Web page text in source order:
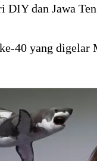
DIY dan Jawa
40 yang digelar